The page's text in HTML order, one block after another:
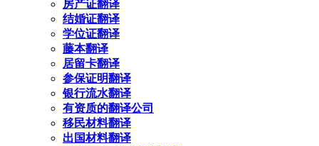
房产证翻译
结婚证翻译
学位证翻译
藤本翻译
居留卡翻译
参保证明翻译
银行流水翻译
有资质的翻译公司
移民材料翻译
出国材料翻译